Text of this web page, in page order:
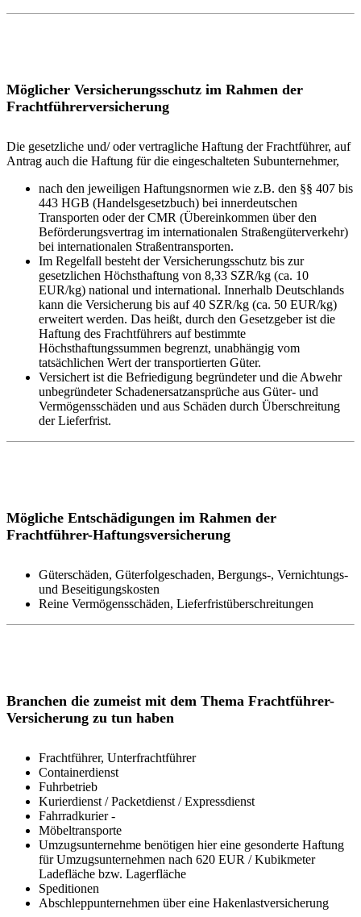
Möglicher Versicherungsschutz im Rahmen der
Frachtführerversicherung
Die gesetzliche und/ oder vertragliche Haftung der Frachtführer, auf
Antrag auch die Haftung für die eingeschalteten Subunternehmer,
nach den jeweiligen Haftungsnormen wie z.B. den §§ 407 bis
443 HGB (Handelsgesetzbuch) bei innerdeutschen
Transporten oder der CMR (Übereinkommen über den
Beförderungsvertrag im internationalen Straßengüterverkehr)
bei internationalen Straßentransporten.
Im Regelfall besteht der Versicherungsschutz bis zur
gesetzlichen Höchsthaftung von 8,33 SZR/kg (ca. 10
EUR/kg) national und international. Innerhalb Deutschlands
kann die Versicherung bis auf 40 SZR/kg (ca. 50 EUR/kg)
erweitert werden. Das heißt, durch den Gesetzgeber ist die
Haftung des Frachtführers auf bestimmte
Höchsthaftungssummen begrenzt, unabhängig vom
tatsächlichen Wert der transportierten Güter.
Versichert ist die Befriedigung begründeter und die Abwehr
unbegründeter Schadenersatzansprüche aus Güter- und
Vermögensschäden und aus Schäden durch Überschreitung
der Lieferfrist.
Mögliche Entschädigungen im Rahmen der
Frachtführer-Haftungsversicherung
Güterschäden, Güterfolgeschaden, Bergungs-, Vernichtungs-
und Beseitigungskosten
Reine Vermögensschäden, Lieferfristüberschreitungen
Branchen die zumeist mit dem Thema Frachtführer-
Versicherung zu tun haben
Frachtführer, Unterfrachtführer
Containerdienst
Fuhrbetrieb
Kurierdienst / Packetdienst / Expressdienst
Fahrradkurier -
Möbeltransporte
Umzugsunternehme benötigen hier eine gesonderte Haftung
für Umzugsunternehmen nach 620 EUR / Kubikmeter
Ladefläche bzw. Lagerfläche
Speditionen
Abschleppunternehmen über eine Hakenlastversicherung